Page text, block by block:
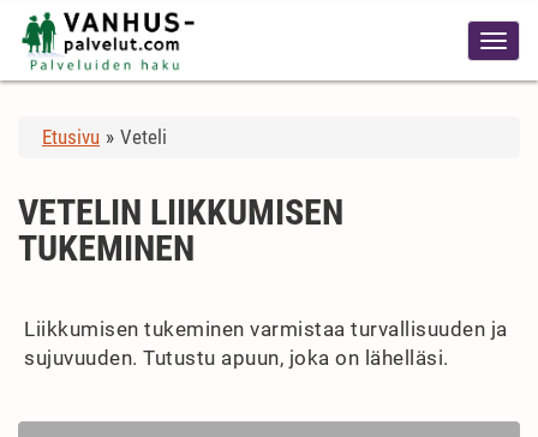
Etusivu » Veteli
VETELIN LIIKKUMISEN
TUKEMINEN
Liikkumisen tukeminen varmistaa turvallisuuden ja
sujuvuuden. Tutustu apuun, joka on lähelläsi.